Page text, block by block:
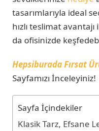
tasarımlarıyla ideal
hızlı teslimat
da ofisinizde
Hepsiburada Fırsat
Sayfamızı İnceleyiniz!
Sayfa İçindekiler
Klasik Tarz, Efsane